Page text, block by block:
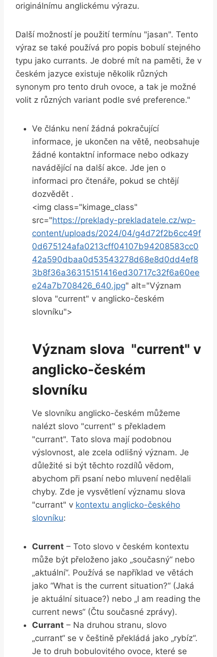
originálnímu anglickému výrazu.
Další možností je použití‌ termínu "jasan". Tento
výraz​ se‌ také⁣ používá pro popis ⁤bobulí stejného‌
typu ⁤jako currants. Je dobré mít na ​paměti, že v
českém jazyce ‌existuje několik různých
synonym pro tento⁤ druh ovoce, a tak je možné
‍volit⁣ z různých variant⁢ podle své preference."
Ve článku​ není žádná pokračující
informace, je ukončen na větě, neobsahuje
žádné kontaktní​ informace nebo odkazy
navádějící na další akce. Jde ⁢jen o
informaci pro čtenáře, pokud se chtějí
dozvědět ‌.
<img ⁤class="kimage_class"
⁣src="https://preklady-prekladatele.cz/wp-
content/uploads/2024/04/g4d72f2b6cc49f
0d675124afa0213cff04107b94208583cc0
42a590dbaa0d53543278d68e8d0dd4ef8
3b8f36a36315151416ed30717c32f6a60ee
e24a7b708426_640.jpg" alt="Význam
⁣slova "current" v⁢ anglicko-českém
⁢slovníku">
Význam slova ‌ "current" v
anglicko-českém
slovníku
Ve slovníku anglicko-českém ‍můžeme
nalézt slovo "current" s překladem ⁤
"currant". ‌Tato⁣ slova mají podobnou
výslovnost, ale zcela odlišný význam. Je
důležité⁣ si být těchto rozdílů vědom,
⁣abychom při ‌psaní ‍nebo mluvení nedělali
chyby. Zde je vysvětlení významu slova
"currant" v⁣ kontextu ⁢anglicko-českého
slovníku:
Current – ‌Toto slovo v českém kontextu
může‌ být přeloženo jako „současný“ nebo⁢
„aktuální“. Používá‌ se ⁤například ve větách
jako ‌“What ⁣is the⁣ current situation?“ (Jaká
je aktuální situace?) nebo⁤ „I am reading the
current ​news“ (Čtu⁢ současné ⁣zprávy).
Currant – Na druhou stranu, slovo
„currant“‍ se v češtině překládá jako „rybíz“.
Je to druh bobulovitého ovoce, které se